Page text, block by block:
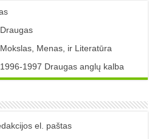
Menas, ir Literatūra
1997 Draugas anglų kalba
el. paštas